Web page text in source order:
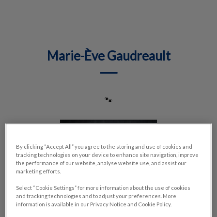
Marie-Ève Gaudreault
🐾
By clicking “Accept All” you agree to the storing and use of cookies and
tracking technologies on your device to enhance site navigation, improve
the performance of our website, analyse website use, and assist our
marketing efforts.
Select “Cookie Settings” for more information about the use of cookies
and tracking technologies and to adjust your preferences. More
information is available in our Privacy Notice and Cookie Policy.